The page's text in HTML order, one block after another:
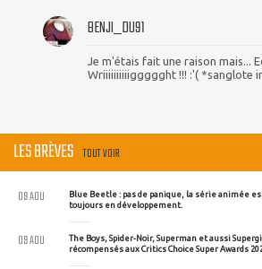
BENJI_DU91
Je m'étais fait une raison mais...
Wriiiiiiiiiiggggght !!! :'( *sanglote
LES BRÈVES TOUT VOIR
Blue Beetle : pas de panique, la série animée
toujours en développement.
09 AOU
The Boys, Spider-Noir, Superman et aussi
récompensés aux Critics Choice Super Awards
09 AOU